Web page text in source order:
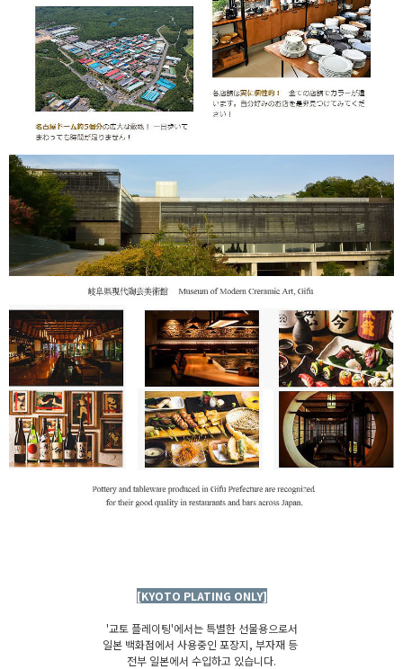
[KYOTO PLATING ONLY]
'교토 플레이팅'에서는 특별한 선물용으로서
일본 백화점에서 사용중인 포장지, 부자재 등
전부 일본에서 수입하고 있습니다.